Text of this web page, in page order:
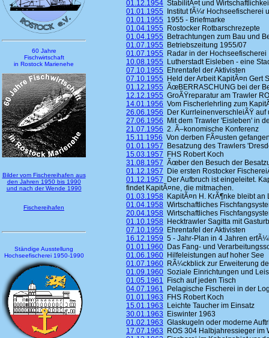
60 Jahre
Fischwirtschaft
in Rostock Marienehe
Bilder vom Fischereihafen aus
den Jahren 1950 bis 1990
und nach der Wende 1990
Fischereihafen
Ständige Ausstellung
Hochseefischerei 1950-1990
01.12.1954 StabilitÃ¤t und
01.01.1955 Institut fÃ¼r Hochseefischerei
01.01.1955 1955 - Briefmarke
01.04.1955 Rostocker Rotbarschrezepte
01.04.1955 Betrachtungen zum Bau und
01.07.1955 Betriebszeitung 1955/07
01.07.1955 Radar in der Hochseefischerei
10.08.1955 Lutherstadt Eisleben - eine
07.10.1955 Ehrentafel der Aktivisten
07.10.1955 Held der Arbeit KapitÃ¤n Gert
01.12.1955 ÃœBERRASCHUNG bei der
12.12.1955 GroÃŸreparatur am Trawler
14.01.1956 Vom Fischerlehrling zum
26.06.1956 Der KurrleinenverschleiÃŸ auf
27.06.1956 Mit dem Trawler 'Eisleben' in
21.07.1956 2. Ã–konomische Konferenz
15.11.1956 Von derben FÃ¤usten
01.01.1957 Besatzung des Trawlers
15.03.1957 FHS Robert Koch
31.08.1957 Ãœber den Besuch der
01.12.1957 Die ersten Rostocker
01.12.1957 Der Aufbruch ist eingeleitet.
findet KapitÃ¤ne, die mitmachen.
01.03.1958 KapitÃ¤n H. KrÃ¶nke bleibt an
01.04.1958 Wirtschaftliches
20.04.1958 Wirtschaftliches
01.10.1958 Hecktrawler Sagitta mit
07.10.1959 Ehrentafel der Aktivisten
16.12.1959 5 - Jahr-Plan in 4 Jahren
01.01.1960 Das Fang- und
01.06.1960 Hilfeleistungen auf hoher See
01.07.1960 RÃ¼ckblick zur Erweiterung
01.09.1960 Soziale Einrichtungen und
01.05.1961 Fisch auf jeden Tisch
04.07.1961 Pelagische Fischerei in der
01.01.1963 FHS Robert Koch
15.01.1963 Leichte Taucher im Einsatz
30.01.1963 Eiswinter 1963
01.02.1963 Glaskugeln oder moderne
17.07.1963 ROS 304 Halbjahressieger im